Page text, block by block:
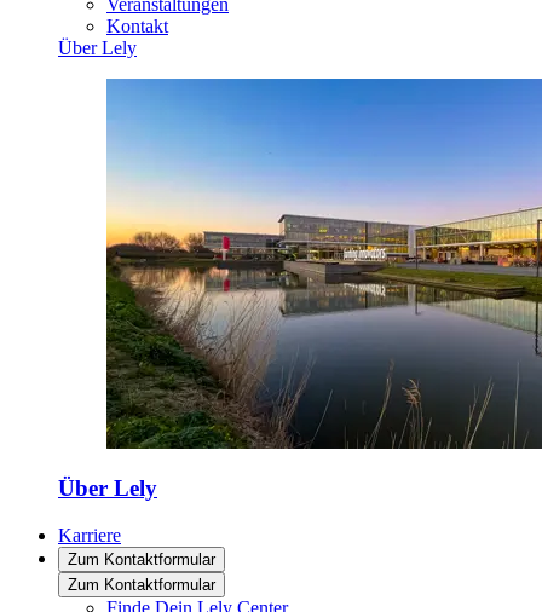
Kontakt
Über Lely
Über Lely
Karriere
Zum Kontaktformular
Zum Kontaktformular
Finde Dein Lely Center